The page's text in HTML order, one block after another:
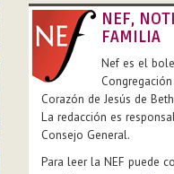
NEF,
FAMILIA
Nef es el
Corazón de Jesús de
La redacción es
Consejo General.
Para leer la NEF puede